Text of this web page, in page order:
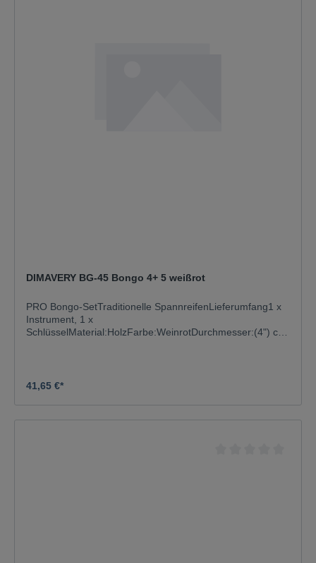
DIMAVERY BG-45 Bongo 4+ 5 weißrot
PRO Bongo-SetTraditionelle SpannreifenLieferumfang1 x
Instrument, 1 x
SchlüsselMaterial:HolzFarbe:WeinrotDurchmesser:(4") ca.
41,65 €*